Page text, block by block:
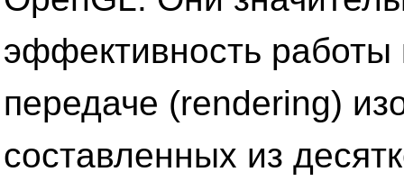
эффективность работы
передаче (rendering)
составленных из